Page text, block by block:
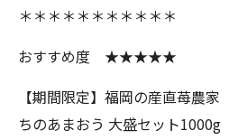
＊＊＊＊＊＊＊＊＊＊＊
おすすめ度 ★★★★★
【期間限定】福岡の産直苺農
ちのあまおう 大盛セット